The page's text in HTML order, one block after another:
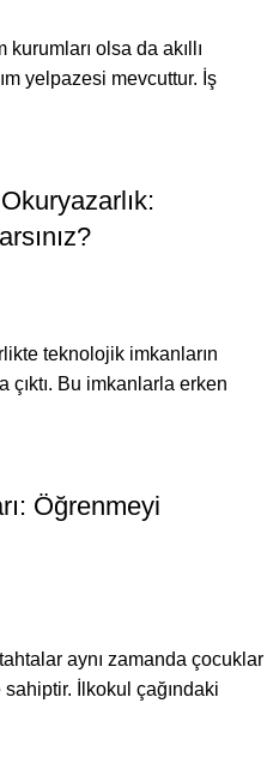
olsa da akıllı
yelpazesi mevcuttur. İş
teknolojik imkanların
Bu imkanlarla erken
Öğrenmeyi
aynı zamanda çocuklar
İlkokul çağındaki